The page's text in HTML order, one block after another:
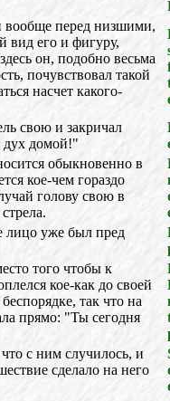
вообще перед низшими,
вид его и фигуру,
он, подобно весьма
почувствовал такой
насчет какого-
свою и закричал
дух домой!"
обыкновенно в
кое-чем гораздо
голову свою в
лицо уже был пред
того чтобы к
кое-как до своей
так что на
прямо: "Ты сегодня
с ним случилось, и
сделало на него